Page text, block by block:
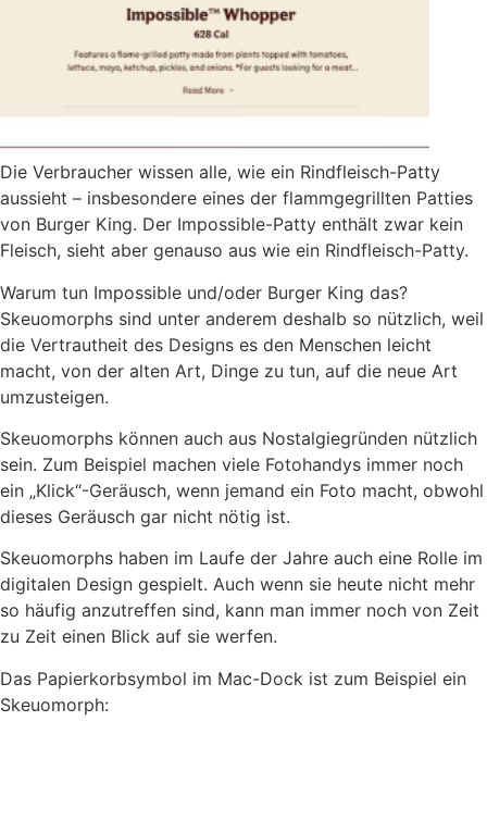
Die Verbraucher wissen alle, wie ein Rindfleisch-Patty
aussieht – insbesondere eines der flammgegrillten Patties
von Burger King. Der Impossible-Patty enthält zwar kein
Fleisch, sieht aber genauso aus wie ein Rindfleisch-Patty.
Warum tun Impossible und/oder Burger King das?
Skeuomorphs sind unter anderem deshalb so nützlich, weil
die Vertrautheit des Designs es den Menschen leicht
macht, von der alten Art, Dinge zu tun, auf die neue Art
umzusteigen.
Skeuomorphs können auch aus Nostalgiegründen nützlich
sein. Zum Beispiel machen viele Fotohandys immer noch
ein „Klick“-Geräusch, wenn jemand ein Foto macht, obwohl
dieses Geräusch gar nicht nötig ist.
Skeuomorphs haben im Laufe der Jahre auch eine Rolle im
digitalen Design gespielt. Auch wenn sie heute nicht mehr
so häufig anzutreffen sind, kann man immer noch von Zeit
zu Zeit einen Blick auf sie werfen.
Das Papierkorbsymbol im Mac-Dock ist zum Beispiel ein
Skeuomorph: